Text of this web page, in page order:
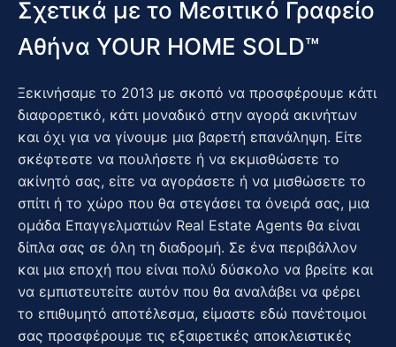
Σχετικά με το Μεσιτικό Γραφείο
Αθήνα YOUR HOME SOLD™
Ξεκινήσαμε το 2013 με σκοπό να προσφέρουμε κάτι
διαφορετικό, κάτι μοναδικό στην αγορά ακινήτων
και όχι για να γίνουμε μια βαρετή επανάληψη. Είτε
σκέφτεστε να πουλήσετε ή να εκμισθώσετε το
ακίνητό σας, είτε να αγοράσετε ή να μισθώσετε το
σπίτι ή το χώρο που θα στεγάσει τα όνειρά σας, μια
ομάδα Επαγγελματιών Real Estate Agents θα είναι
δίπλα σας σε όλη τη διαδρομή. Σε ένα περιβάλλον
και μια εποχή που είναι πολύ δύσκολο να βρείτε και
να εμπιστευτείτε αυτόν που θα αναλάβει να φέρει
το επιθυμητό αποτέλεσμα, είμαστε εδώ πανέτοιμοι
σας προσφέρουμε τις εξαιρετικές αποκλειστικές